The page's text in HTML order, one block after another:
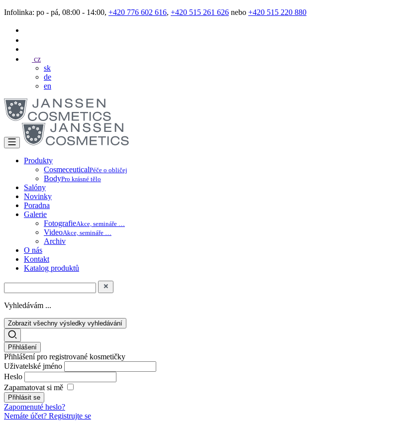
Infolinka: po - pá, 08:00 - 14:00, +420 776 602 616, +420 515 261 626 nebo +420 515 220 880
cz
sk
de
en
Produkty
CosmeceuticalPéče o obličej
BodyPro krásné tělo
Salóny
Novinky
Poradna
Galerie
FotografieAkce, semináře …
VideoAkce, semináře …
Archiv
O nás
Kontakt
Katalog produktů
Vyhledávám ...
Zobrazit všechny výsledky vyhledávání
Přihlášení
Přihlášení pro registrované kosmetičky
Uživatelské jméno
Heslo
Zapamatovat si mě
Zapomenuté heslo?
Nemáte účet? Registrujte se